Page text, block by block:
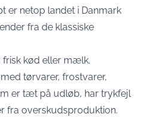
er netop landet i Danmark
fra de klassiske
frisk kød eller mælk.
tørvarer, frostvarer,
er tæt på udløb, har trykfejl
fra overskudsproduktion.